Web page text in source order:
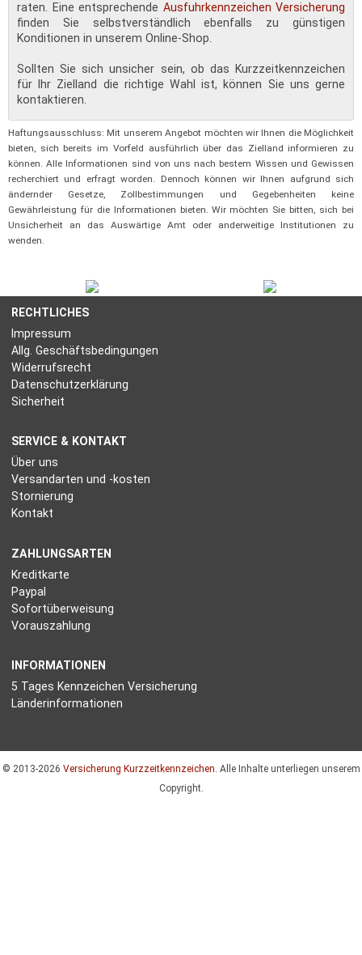
raten. Eine entsprechende Ausfuhrkennzeichen Versicherung
finden Sie selbstverständlich ebenfalls zu günstigen
Konditionen in unserem Online-Shop.
Sollten Sie sich unsicher sein, ob das Kurzzeitkennzeichen
für Ihr Zielland die richtige Wahl ist, können Sie uns gerne
kontaktieren.
Haftungsausschluss: Mit unserem Angebot möchten wir Ihnen die Möglichkeit
bieten, sich bereits im Vorfeld ausführlich über das Zielland informieren zu
können. Alle Informationen sind von uns nach bestem Wissen und Gewissen
recherchiert und erfragt worden. Dennoch können wir Ihnen aufgrund sich
ändernder Gesetze, Zollbestimmungen und Gegebenheiten keine
Gewährleistung für die Informationen bieten. Wir möchten Sie bitten, sich bei
Unsicherheit an das Auswärtige Amt oder anderweitige Institutionen zu
wenden.
RECHTLICHES
Impressum
Allg. Geschäftsbedingungen
Widerrufsrecht
Datenschutzerklärung
Sicherheit
SERVICE & KONTAKT
Über uns
Versandarten und -kosten
Stornierung
Kontakt
ZAHLUNGSARTEN
Kreditkarte
Paypal
Sofortüberweisung
Vorauszahlung
INFORMATIONEN
5 Tages Kennzeichen Versicherung
Länderinformationen
© 2013-2026 Versicherung Kurzzeitkennzeichen. Alle Inhalte unterliegen unserem
Copyright.